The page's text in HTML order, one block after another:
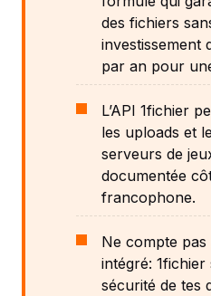
des fichiers
investissement
par an pour
L’API 1fichier
les uploads et
serveurs de
documentée
francophone.
Ne compte
intégré:
sécurité de tes